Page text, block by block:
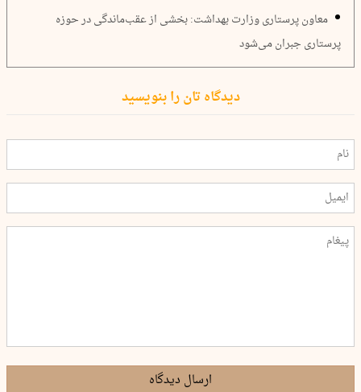
معاون پرستاری وزارت بهداشت: بخشی از عقب‌ماندگی در حوزه
پرستاری جبران می‌شود
دیدگاه تان را بنویسید
ارسال دیدگاه